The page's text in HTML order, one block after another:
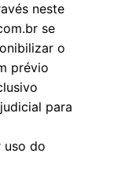
neste
se
o
prévio
para
uso do